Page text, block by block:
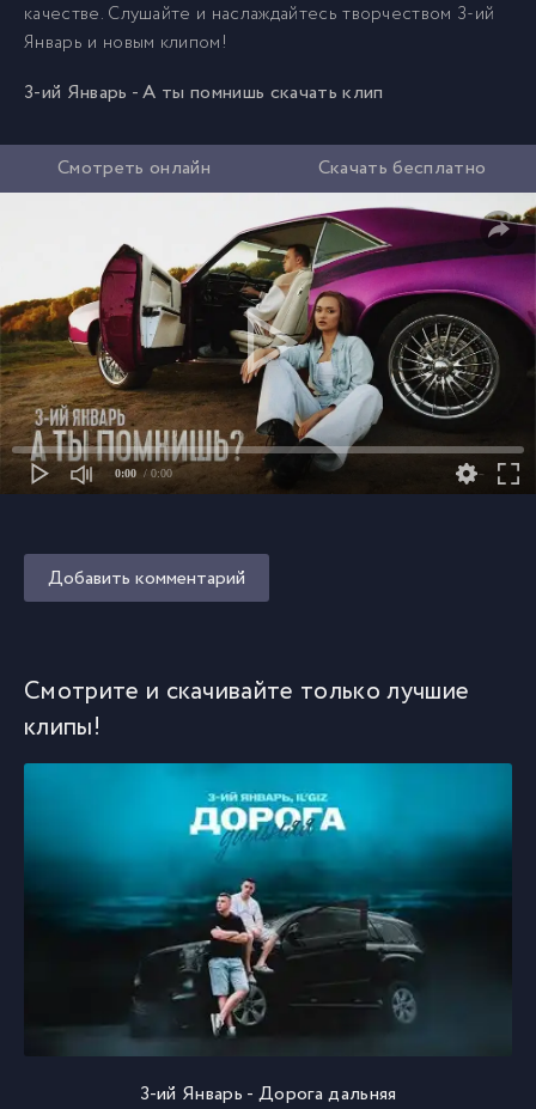
качестве. Слушайте и наслаждайтесь творчеством 3-ий
Январь и новым клипом!
3-ий Январь - А ты помнишь скачать клип
Смотреть онлайн Скачать бесплатно
0:00 / 0:00
Добавить комментарий
Смотрите и скачивайте только лучшие
клипы!
3-ий Январь - Дорога дальняя